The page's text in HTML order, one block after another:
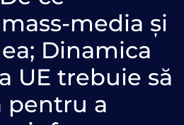
media și
Dinamica
UE trebuie să
pentru a